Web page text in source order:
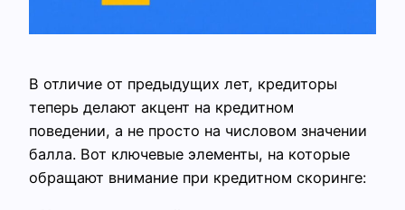
В отличие от предыдущих лет, кредиторы
теперь делают акцент на кредитном
поведении, а не просто на числовом значении
балла. Вот ключевые элементы, на которые
обращают внимание при кредитном скоринге: